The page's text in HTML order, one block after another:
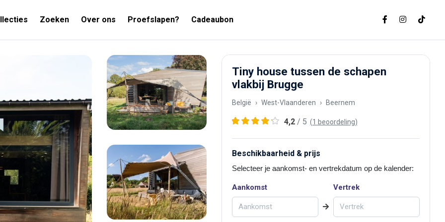
Zoeken Over ons Proefslapen? Cadeaubon
Tiny house tussen de schapen
vlakbij Brugge
België West-Vlaanderen Beernem
4,2 / 5 (1 beoordeling)
Beschikbaarheid & prijs
Selecteer je aankomst- en vertrekdatum op de kalender:
Aankomst Vertrek